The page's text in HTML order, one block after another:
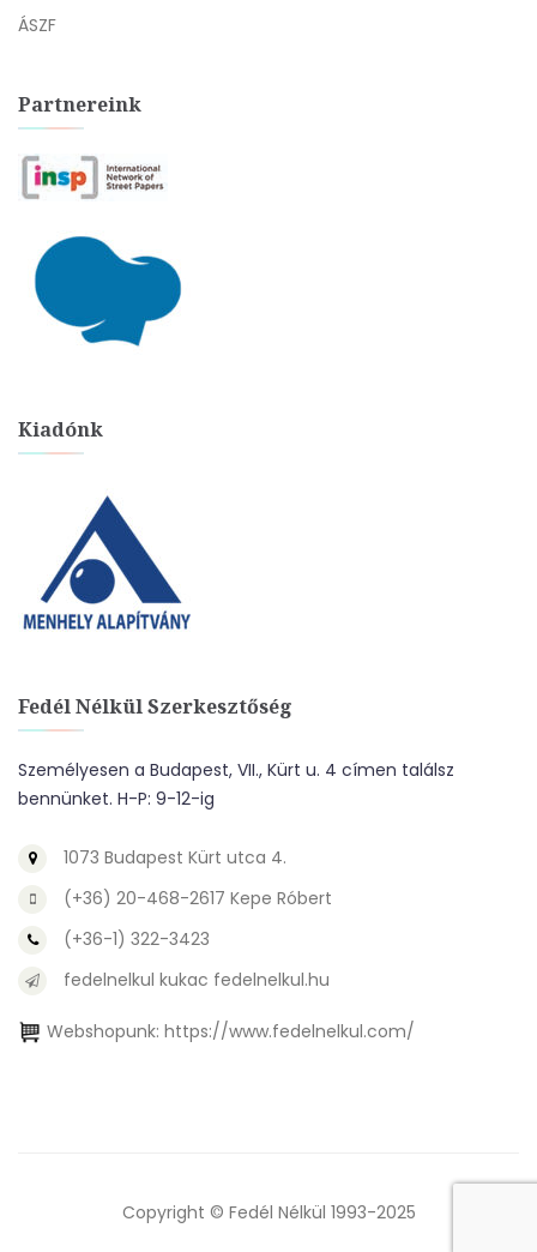
ÁSZF
Partnereink
Kiadónk
Fedél Nélkül Szerkesztőség
Személyesen a Budapest, VII., Kürt u. 4 címen találsz
bennünket. H-P: 9-12-ig
1073 Budapest Kürt utca 4.
(+36) 20-468-2617 Kepe Róbert
(+36-1) 322-3423
fedelnelkul kukac fedelnelkul.hu
Webshopunk: https://www.fedelnelkul.com/
Copyright © Fedél Nélkül 1993-2025